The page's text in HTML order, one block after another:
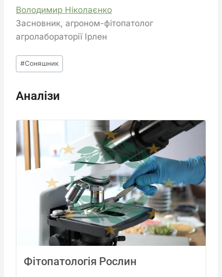
Володимир Ніколаєнко
Засновник, агроном-фітопатолог
агролабораторії Ірлен
Позначки
запису:
#Соняшник
Аналізи
Фітопатологія Рослин